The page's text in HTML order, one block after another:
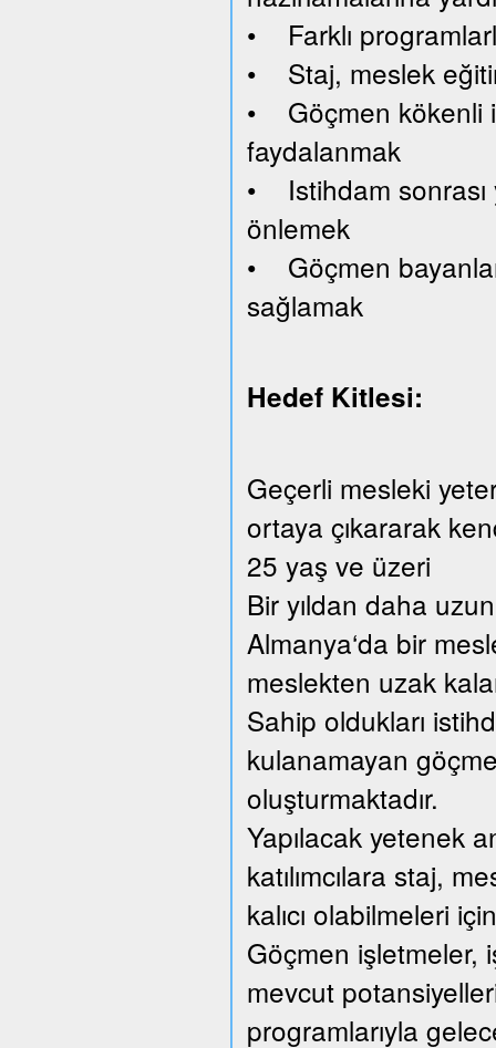
• Farklı
• Staj, meslek
• Göçmen kökenli
faydalanmak
• Istihdam sonrası
önlemek
• Göçmen
sağlamak
Hedef Kitlesi:
Geçerli mesleki
ortaya çıkararak
25 yaş ve üzeri
Bir yıldan daha
Almanya‘da bir
meslekten uzak
Sahip oldukları
kulanamayan
oluşturmaktadır.
Yapılacak yetenek
katılımcılara staj,
kalıcı olabilmeleri
Göçmen işletmeler,
mevcut
programlarıyla